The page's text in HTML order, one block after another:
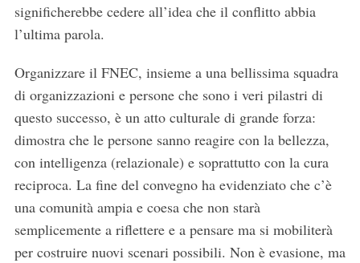
significherebbe cedere all’idea che il conflitto abbia
l’ultima parola.
Organizzare il FNEC, insieme a una bellissima squadra
di organizzazioni e persone che sono i veri pilastri di
questo successo, è un atto culturale di grande forza:
dimostra che le persone sanno reagire con la bellezza,
con intelligenza (relazionale) e soprattutto con la cura
reciproca. La fine del convegno ha evidenziato che c’è
una comunità ampia e coesa che non starà
semplicemente a riflettere e a pensare ma si mobiliterà
per costruire nuovi scenari possibili. Non è evasione, ma